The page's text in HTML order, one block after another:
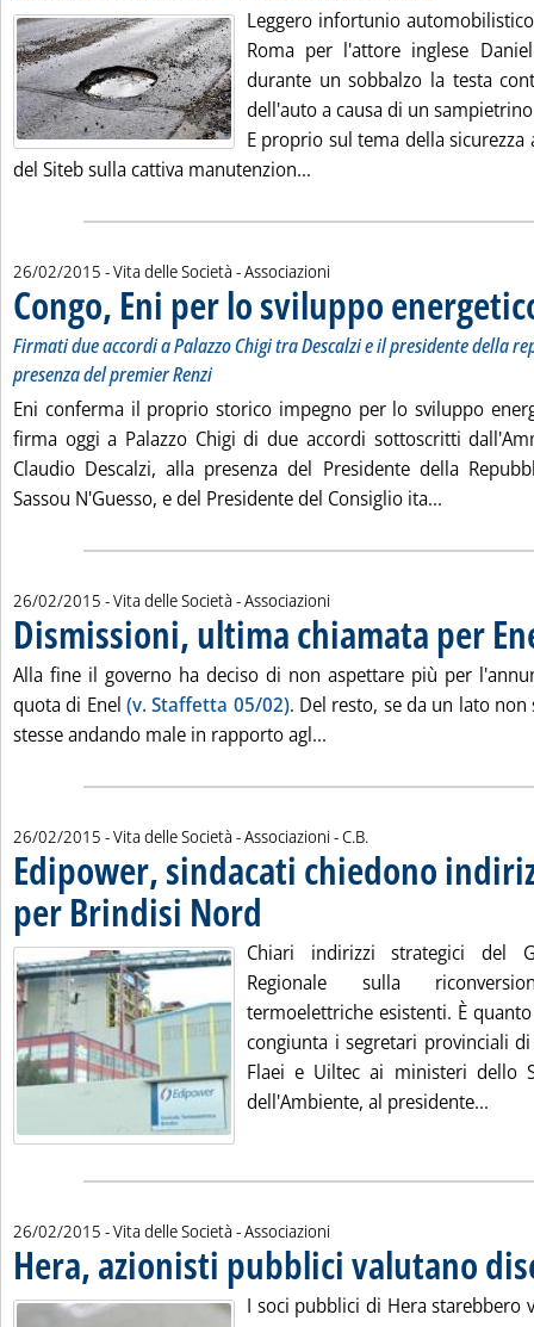
Leggero infortunio
Roma per l'attore inglese
durante un sobbalzo la testa
dell'auto a causa di un
E proprio sul tema della
del Siteb sulla cattiva manutenzion...
26/02/2015 - Vita delle Società - Associazioni
Congo, Eni per lo sviluppo
Firmati due accordi a Palazzo Chigi tra Descalzi e il presidente della
presenza del premier Renzi
Eni conferma il proprio storico impegno per lo sviluppo
firma oggi a Palazzo Chigi di due accordi sottoscritti
Claudio Descalzi, alla presenza del Presidente della
Sassou N'Guesso, e del Presidente del Consiglio ita...
26/02/2015 - Vita delle Società - Associazioni
Dismissioni, ultima chiamata per
Alla fine il governo ha deciso di non aspettare più per
quota di Enel (v. Staffetta 05/02). Del resto, se da un lato
stesse andando male in rapporto agl...
26/02/2015 - Vita delle Società - Associazioni -di:
C.B.
Edipower, sindacati chiedono
per Brindisi Nord
Chiari indirizzi strategici del
Regionale sulla
termoelettriche esistenti. È
congiunta i segretari provinciali
Flaei e Uiltec ai ministeri dello
dell'Ambiente, al presidente...
26/02/2015 - Vita delle Società - Associazioni
Hera, azionisti pubblici valutano
I soci pubblici di Hera starebbero